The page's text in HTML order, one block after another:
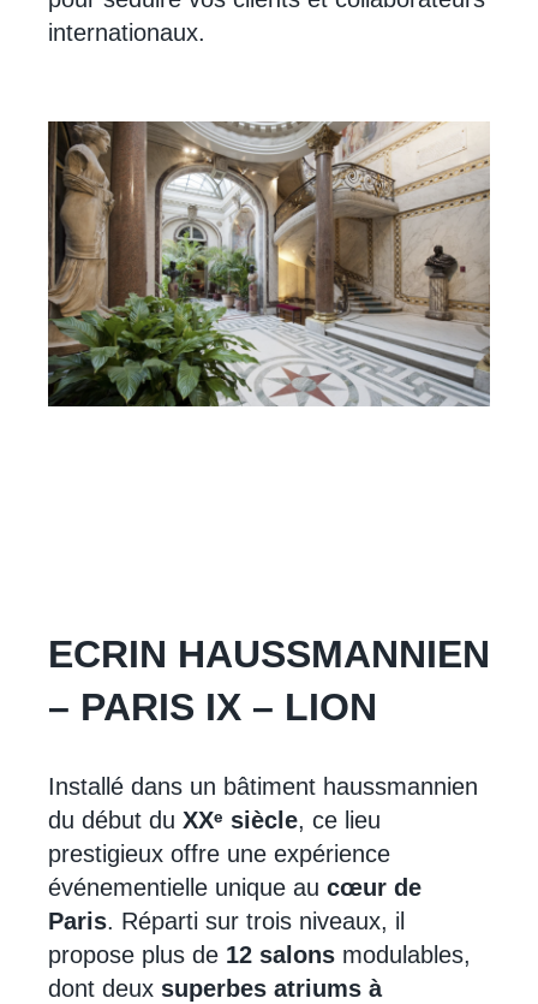
internationaux.
ECRIN HAUSSMANNIEN
– PARIS IX – LION
Installé dans un bâtiment haussmannien
du début du XXᵉ siècle, ce lieu
prestigieux offre une expérience
événementielle unique au cœur de
Paris. Réparti sur trois niveaux, il
propose plus de 12 salons modulables,
dont deux superbes atriums à